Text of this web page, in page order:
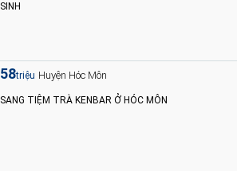
SINH
58triệu Huyện Hóc Môn
SANG TIỆM TRÀ KENBAR Ở HÓC MÔN